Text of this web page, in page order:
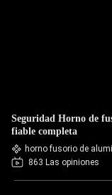
Seguridad Horno de
fiable completa
horno fusorio de
863 Las opiniones